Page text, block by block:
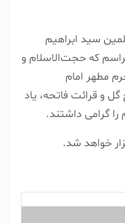
سید ابراهیم
که حجت‌الاسلام و
مطهر امام
و قرائت فاتحه، یاد
را گرامی داشتند.
خواهد شد.